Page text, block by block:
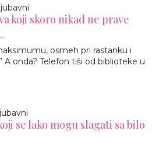
koji skoro nikad ne prave
osmeh pri rastanku i
A onda? Telefon tiši od biblioteke u
se lako mogu slagati sa bilo